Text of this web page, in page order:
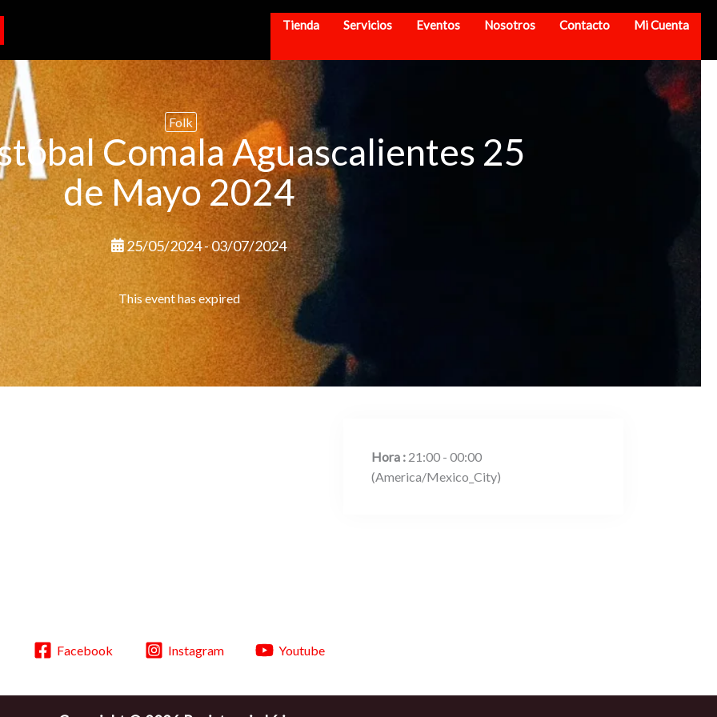
Tienda Servicios Eventos Nosotros Contacto Mi Cuenta
Folk
Comala Aguascalientes 25
de Mayo 2024
25/05/2024 - 03/07/2024
This event has expired
Hora : 21:00 - 00:00
(America/Mexico_City)
Facebook Instagram Youtube